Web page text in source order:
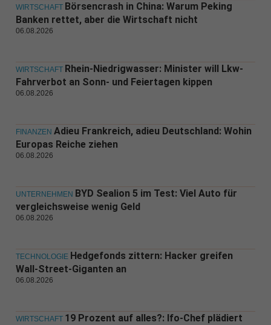
WIRTSCHAFT Börsencrash in China: Warum Peking
Banken rettet, aber die Wirtschaft nicht
06.08.2026
WIRTSCHAFT Rhein-Niedrigwasser: Minister will Lkw-
Fahrverbot an Sonn- und Feiertagen kippen
06.08.2026
FINANZEN Adieu Frankreich, adieu Deutschland: Wohin
Europas Reiche ziehen
06.08.2026
UNTERNEHMEN BYD Sealion 5 im Test: Viel Auto für
vergleichsweise wenig Geld
06.08.2026
TECHNOLOGIE Hedgefonds zittern: Hacker greifen
Wall-Street-Giganten an
06.08.2026
WIRTSCHAFT 19 Prozent auf alles?: Ifo-Chef plädiert